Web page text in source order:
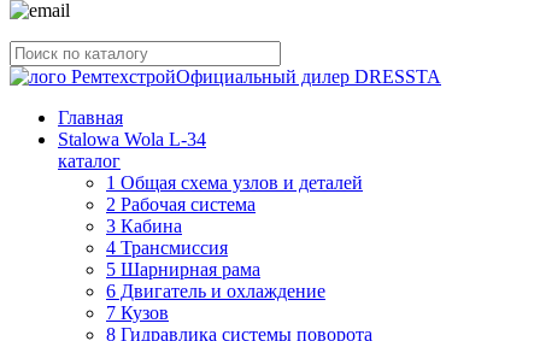
Официальный дилер DRESSTA
Главная
Stalowa Wola L-34
каталог
1 Общая схема узлов и деталей
2 Рабочая система
3 Кабина
4 Трансмиссия
5 Шарнирная рама
6 Двигатель и охлаждение
7 Кузов
8 Гидравлика системы поворота